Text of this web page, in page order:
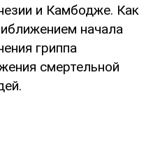
и Камбодже. Как
начала
гриппа
смертельной